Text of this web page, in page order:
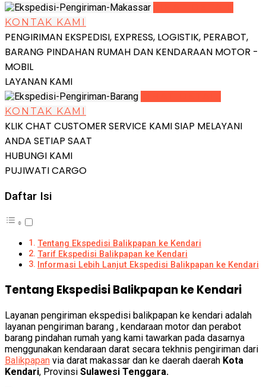
KONTAK KAMI
PENGIRIMAN EKSPEDISI, EXPRESS, LOGISTIK, PERABOT,
BARANG PINDAHAN RUMAH DAN KENDARAAN MOTOR -
MOBIL
LAYANAN KAMI
KONTAK KAMI
KLIK CHAT CUSTOMER SERVICE KAMI SIAP MELAYANI
ANDA SETIAP SAAT
HUBUNGI KAMI
PUJIWATI CARGO
Daftar Isi
Tentang Ekspedisi Balikpapan ke Kendari
Tarif Ekspedisi Balikpapan ke Kendari
Informasi Lebih Lanjut Ekspedisi Balikpapan ke Kendari
Tentang Ekspedisi Balikpapan ke Kendari
Layanan pengiriman ekspedisi balikpapan ke kendari adalah
layanan pengiriman barang , kendaraan motor dan perabot
barang pindahan rumah yang kami tawarkan pada dasarnya
menggunakan kendaraan darat secara tekhnis pengiriman dari
Balikpapan via darat makassar dan ke daerah daerah Kota
Kendari, Provinsi Sulawesi Tenggara.